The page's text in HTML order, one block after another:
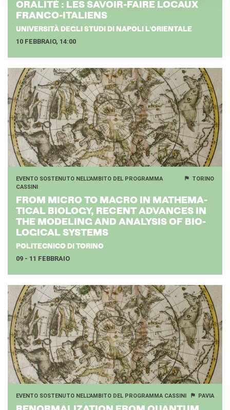
ORA­LITÉ : LES SAVOIR-​FAIRE LO­CAUX
FRANCO-​ITALIENS
UNIVERSITÀ DEGLI STUDI DI NAPOLI L'ORIENTALE
10 FEBBRAIO, 14:00
EVENTO SOSTENUTO NELL'AMBITO DEL PROGRAMMA
CASSINI
TORINO
FROM MICRO TO MACRO IN MA­THE­MA­
TI­CAL BIO­LO­GY, RE­CENT AD­VAN­CES IN
THE MO­DE­LING AND ANA­LY­SIS OF BIO­
LO­GI­CAL SY­STEMS
POLITECNICO DI TORINO
09 - 11 FEBBRAIO
EVENTO SOSTENUTO NELL'AMBITO DEL PROGRAMMA CASSINI PAVIA